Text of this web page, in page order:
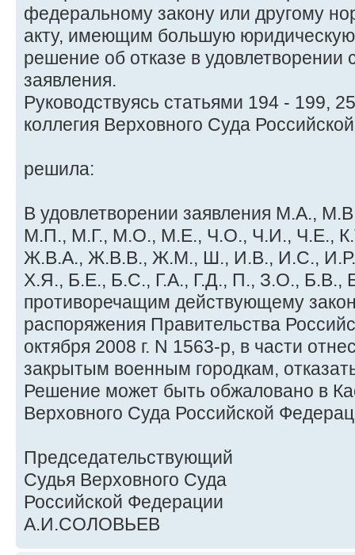
федеральному закону или другому
акту, имеющим большую
решение об отказе в удовлетворении
заявления.
Руководствуясь статьями 194 - 199,
коллегия Верховного Суда
решила:
В удовлетворении заявления М.А.,
М.П., М.Г., М.О., М.Е., Ч.О., Ч.И., Ч.Е.,
Ж.В.А., Ж.В.В., Ж.М., Ш., И.В., И.С.,
Х.Я., Б.Е., Б.С., Г.А., Г.Д., П., З.О., Б.В.,
противоречащим действующему
распоряжения Правительства
октября 2008 г. N 1563-р, в части
закрытым военным городкам,
Решение может быть обжаловано в
Верховного Суда Российской
Председательствующий
Судья Верховного Суда
Российской Федерации
А.И.СОЛОВЬЕВ